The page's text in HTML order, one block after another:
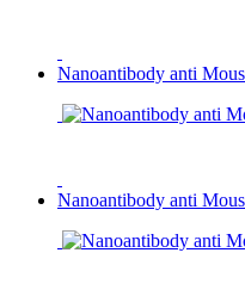
Nanoantibody anti
Nanoantibody anti